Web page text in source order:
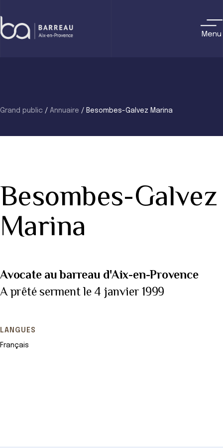
to
content
Menu
Grand public / Annuaire / Besombes-Galvez Marina
Besombes-Galvez
Marina
Avocate au barreau d'Aix-en-Provence
A prêté serment le 4 janvier 1999
LANGUES
Français